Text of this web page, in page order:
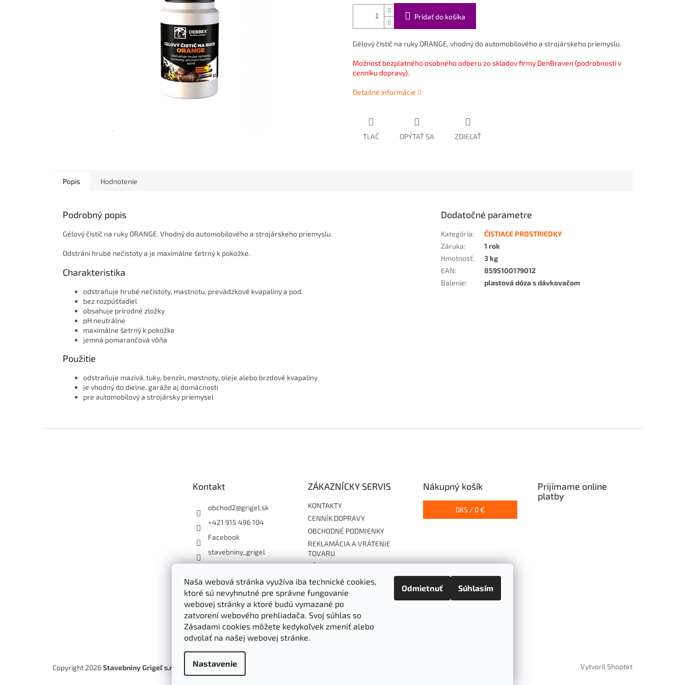
Naša webová stránka využíva iba technické cookies,
ktoré sú nevyhnutné pre správne fungovanie
webovej stránky a ktoré budú vymazané po
zatvorení webového prehliadača. Svoj súhlas so
Zásadami cookies môžete kedykoľvek zmeniť alebo
odvolať na našej webovej stránke.
Nastavenie
Odmietnuť Súhlasím
Pridať do košíka
Gélový čistič na ruky ORANGE, vhodný do automobilového a strojárskeho priemyslu.
Možnosť bezplatného osobného odberu zo skladov firmy DenBraven (podrobnosti v
cenníku dopravy).
Detailné informácie
TLAČ OPÝTAŤ SA ZDIEĽAŤ
Popis Hodnotenie
Podrobný popis
Gélový čistič na ruky ORANGE. Vhodný do automobilového a strojárskeho priemyslu.
Odstráni hrubé nečistoty a je maximálne šetrný k pokožke.
Charakteristika
odstraňuje hrubé nečistoty, mastnotu, prevádzkové kvapaliny a pod.
bez rozpúšťadiel
obsahuje prírodné zložky
pH neutrálne
maximálne šetrný k pokožke
jemná pomarančová vôňa
Použitie
odstraňuje mazivá, tuky, benzín, mastnoty, oleje alebo brzdové kvapaliny
je vhodný do dielne, garáže aj domácnosti
pre automobilový a strojársky priemysel
Dodatočné parametre
Kategória:
ČISTIACE PROSTRIEDKY
Záruka:
1 rok
Hmotnosť:
3 kg
EAN:
8595100179012
Balenie: plastová dóza s dávkovačom
Kontakt
obchod2@grigel.sk
+421 915 496 104
Facebook
stavebniny_grigel
+421915496104
ZÁKAZNÍCKY SERVIS
KONTAKTY
CENNÍK DOPRAVY
OBCHODNÉ PODMIENKY
REKLAMÁCIA A VRÁTENIE
TOVARU
ZÁSADY OCHRANY
Súhlas so zasielaním EF
Cookies
Hodnotenie obchodu
AKO NAKUPOVAŤ
Nákupný košík
0KS / 0 €
Prijímame online
platby
Vytvoril Shoptet
Copyright 2026Stavebniny Grigeľ s.r.o. . Všetky práva vyhradené.